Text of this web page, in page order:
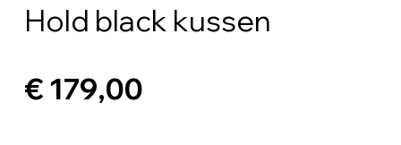
Hold black kussen
€ 179,00